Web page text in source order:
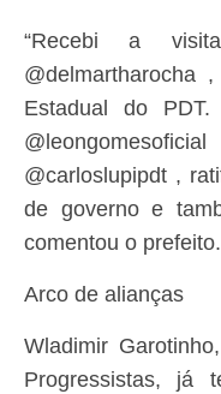
“Recebi a
@delmartharocha
Estadual do
@carloslupipdt ,
de governo e
comentou o prefeito.
Arco de alianças
Wladimir
Progressistas, já